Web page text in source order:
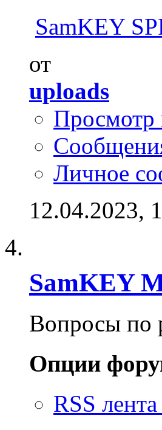
SamKEY
от
uploads
Просмотр
Личное
12.04.2023,
SamKEY
Вопросы по
Опции
RSS